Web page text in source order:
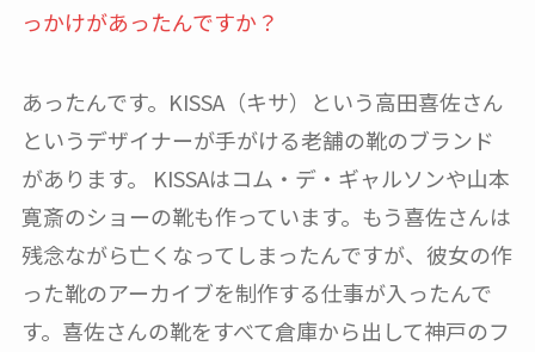
っかけがあったんですか？
あったんです。KISSA（キサ）という高田喜佐さん
というデザイナーが手がける老舗の靴のブランド
があります。 KISSAはコム・デ・ギャルソンや山本
寛斎のショーの靴も作っています。もう喜佐さんは
残念ながら亡くなってしまったんですが、彼女の作
った靴のアーカイブを制作する仕事が入ったんで
す。喜佐さんの靴をすべて倉庫から出して神戸のフ